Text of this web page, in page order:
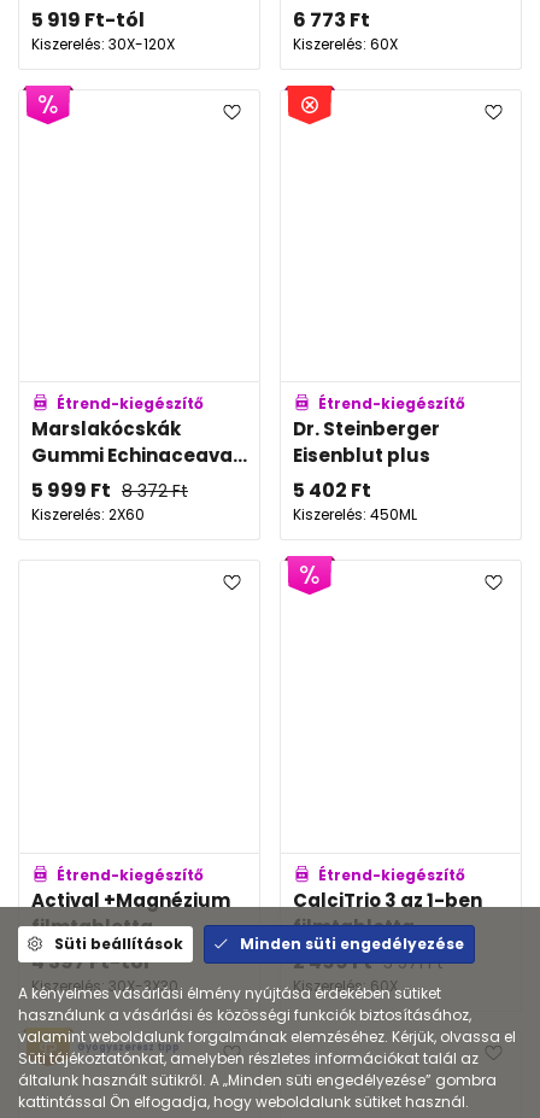
5 919 Ft-tól
Kiszerelés: 30X-120X
6 773 Ft
Kiszerelés: 60X
Étrend-kiegészítő
Marslakócskák
Gummi Echinaceava...
5 999 Ft 8 372Ft
Kiszerelés: 2X60
Étrend-kiegészítő
Dr. Steinberger
Eisenblut plus
5 402 Ft
Kiszerelés: 450ML
Étrend-kiegészítő
Actival +Magnézium
filmtabletta
4 397Ft-tól
Kiszerelés: 30X-3X30
Étrend-kiegészítő
CalciTrio 3 az 1-ben
filmtabletta
2 499Ft 3 571Ft
Kiszerelés: 60X
Gyógyszerész tipp
Süti beállítások Minden süti engedélyezése
A kényelmes vásárlási élmény nyújtása érdekében sütiket
használunk a vásárlási és közösségi funkciók biztosításához,
valamint weboldalunk forgalmának elemzéséhez. Kérjük, olvassa el
Süti tájékoztatónkat, amelyben részletes információkat talál az
általunk használt sütikről. A „Minden süti engedélyezése” gombra
kattintással Ön elfogadja, hogy weboldalunk sütiket használ.